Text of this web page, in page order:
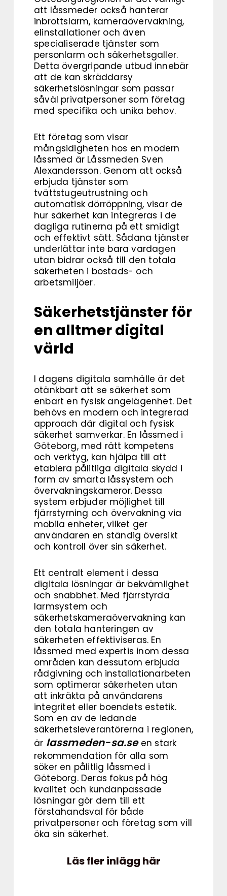
att låssmeder också hanterar
inbrottslarm, kameraövervakning,
elinstallationer och även
specialiserade tjänster som
personlarm och säkerhetsgaller.
Detta övergripande utbud innebär
att de kan skräddarsy
säkerhetslösningar som passar
såväl privatpersoner som företag
med specifika och unika behov.
Ett företag som visar
mångsidigheten hos en modern
låssmed är Låssmeden Sven
Alexandersson. Genom att också
erbjuda tjänster som
tvättstugeutrustning och
automatisk dörröppning, visar de
hur säkerhet kan integreras i de
dagliga rutinerna på ett smidigt
och effektivt sätt. Sådana tjänster
underlättar inte bara vardagen
utan bidrar också till den totala
säkerheten i bostads- och
arbetsmiljöer.
Säkerhetstjänster för
en alltmer digital
värld
I dagens digitala samhälle är det
otänkbart att se säkerhet som
enbart en fysisk angelägenhet. Det
behövs en modern och integrerad
approach där digital och fysisk
säkerhet samverkar. En låssmed i
Göteborg, med rätt kompetens
och verktyg, kan hjälpa till att
etablera pålitliga digitala skydd i
form av smarta låssystem och
övervakningskameror. Dessa
system erbjuder möjlighet till
fjärrstyrning och övervakning via
mobila enheter, vilket ger
användaren en ständig översikt
och kontroll över sin säkerhet.
Ett centralt element i dessa
digitala lösningar är bekvämlighet
och snabbhet. Med fjärrstyrda
larmsystem och
säkerhetskameraövervakning kan
den totala hanteringen av
säkerheten effektiviseras. En
låssmed med expertis inom dessa
områden kan dessutom erbjuda
rådgivning och installationarbeten
som optimerar säkerheten utan
att inkräkta på användarens
integritet eller boendets estetik.
Som en av de ledande
säkerhetsleverantörerna i regionen,
är lassmeden-sa.se en stark
rekommendation för alla som
söker en pålitlig låssmed i
Göteborg. Deras fokus på hög
kvalitet och kundanpassade
lösningar gör dem till ett
förstahandsval för både
privatpersoner och företag som vill
öka sin säkerhet.
Läs fler inlägg här